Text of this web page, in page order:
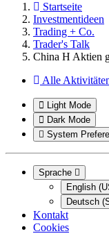
Startseite
Investmentideen
Trading + Co.
Trader's Talk
China H Aktien
Alle
Light Mode
Dark Mode
System
Sprache
English
Deutsch
Kontakt
Cookies